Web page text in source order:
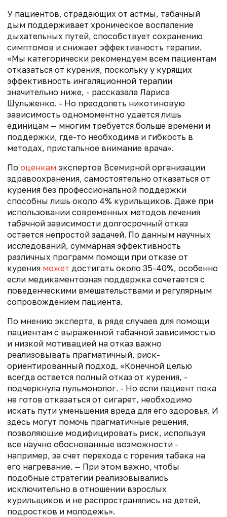
У пациентов, страдающих от астмы, табачный
дым поддерживает хроническое воспаление
дыхательных путей, способствует сохранению
симптомов и снижает эффективность терапии.
«Мы категорически рекомендуем всем пациентам
отказаться от курения, поскольку у курящих
эффективность ингаляционной терапии
значительно ниже, - рассказала Лариса
Шульженко. - Но преодолеть никотиновую
зависимость одномоментно удается лишь
единицам — многим требуется больше времени и
поддержки, где-то необходима и гибкость в
методах, пристальное внимание врача».
По оценкам экспертов Всемирной организации
здравоохранения, самостоятельно отказаться от
курения без профессиональной поддержки
способны лишь около 4% курильщиков. Даже при
использовании современных методов лечения
табачной зависимости долгосрочный отказ
остается непростой задачей. По данным научных
исследований, суммарная эффективность
различных программ помощи при отказе от
курения может достигать около 35-40%, особенно
если медикаментозная поддержка сочетается с
поведенческими вмешательствами и регулярным
сопровождением пациента.
По мнению эксперта, в ряде случаев для помощи
пациентам с выраженной табачной зависимостью
и низкой мотивацией на отказ важно
реализовывать прагматичный, риск-
ориентированный подход. «Конечной целью
всегда остается полный отказ от курения, -
подчеркнула пульмонолог. - Но если пациент пока
не готов отказаться от сигарет, необходимо
искать пути уменьшения вреда для его здоровья. И
здесь могут помочь прагматичные решения,
позволяющие модифицировать риск, используя
все научно обоснованные возможности -
например, за счет перехода с горения табака на
его нагревание. — При этом важно, чтобы
подобные стратегии реализовывались
исключительно в отношении взрослых
курильщиков и не распространялись на детей,
подростков и молодежь».